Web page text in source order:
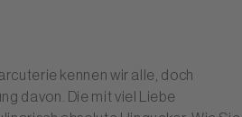
kennen wir alle, doch
davon. Die mit viel Liebe